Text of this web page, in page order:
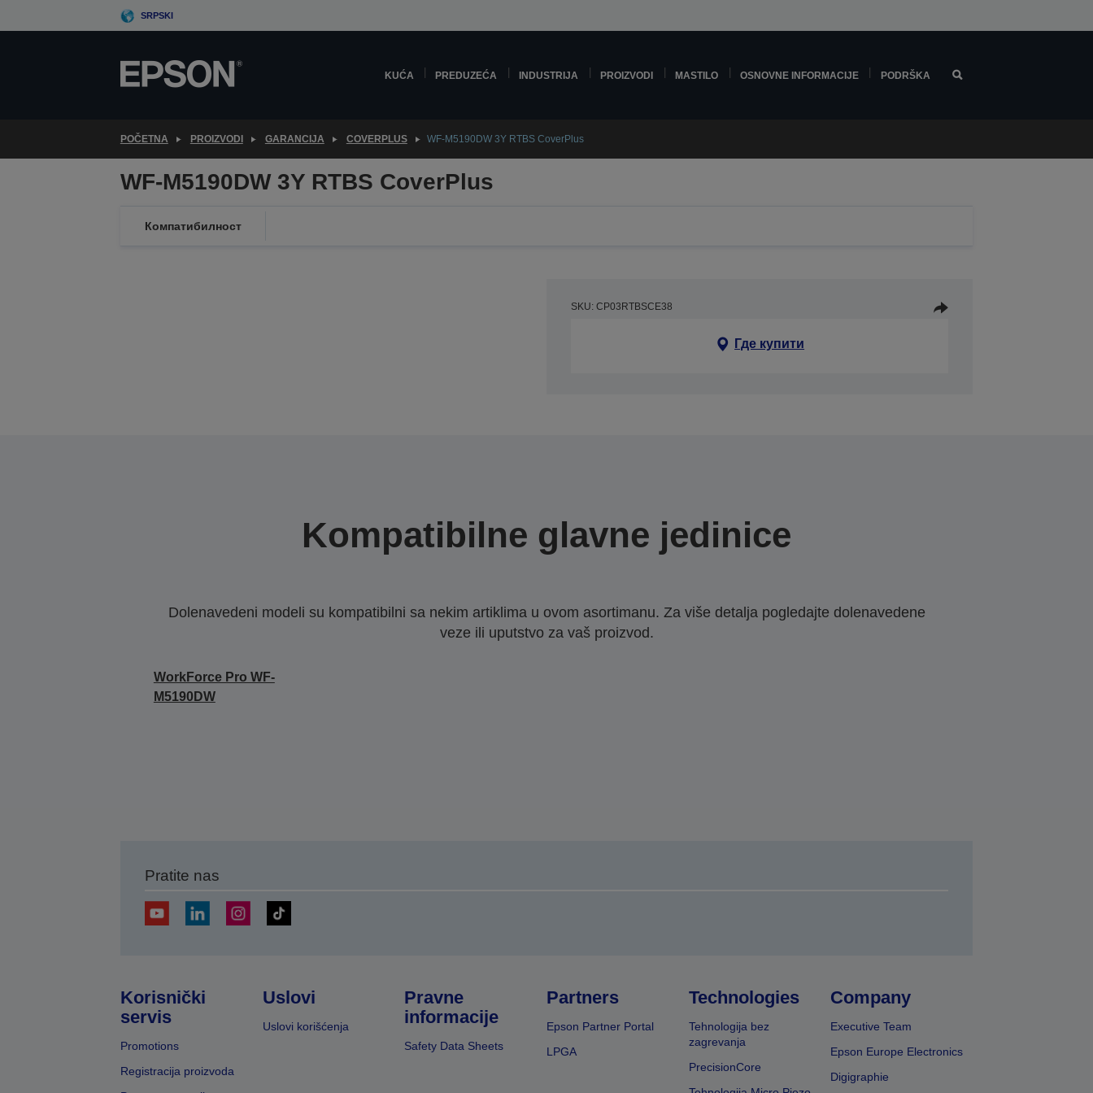
to
SRPSKI
KUĆA PREDUZEĆA INDUSTRIJA PROIZVODI MASTILO OSNOVNE INFORMACIJE PODRŠKA
POČETNA PROIZVODI GARANCIJA COVERPLUS WF-M5190DW 3Y RTBS CoverPlus
WF-M5190DW 3Y RTBS CoverPlus
Компатибилност
SKU: CP03RTBSCE38
Где купити
Kompatibilne glavne jedinice
Dolenavedeni modeli su kompatibilni sa nekim artiklima u ovom asortimanu. Za više detalja pogledajte dolenavedene
veze ili uputstvo za vaš proizvod.
WorkForce Pro WF-
M5190DW
Pratite nas
Korisnički
servis
Promotions
Registracija proizvoda
Uslovi
Uslovi korišćenja
Pravne
informacije
Safety Data Sheets
Partners
Epson Partner Portal
LPGA
Technologies
Tehnologija bez
zagrevanja
PrecisionCore
Company
Executive Team
Epson Europe Electronics
Digigraphie